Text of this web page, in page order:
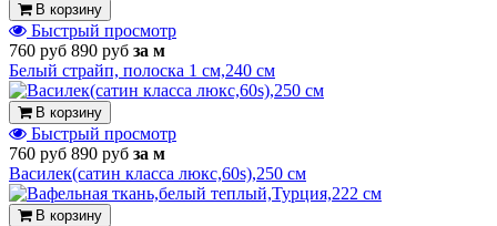
В корзину
Быстрый просмотр
760 руб 890 руб за м
Белый страйп, полоска 1 см,240 см
В корзину
Быстрый просмотр
760 руб 890 руб за м
Василек(сатин класса люкс,60s),250 см
В корзину